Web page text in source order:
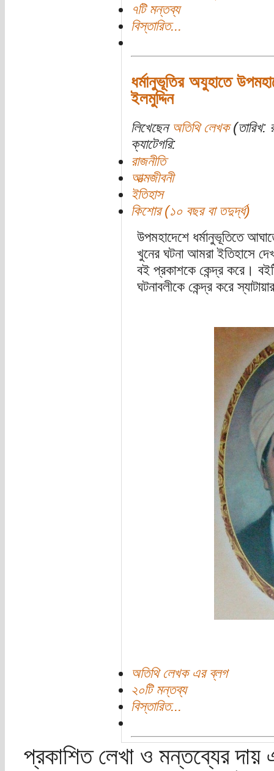
৭টি মন্তব্য
বিস্তারিত...
ধর্মানুভূতির অযুহাতে
ইলমুদ্দিন
লিখেছেন অতিথি লেখক(তারিখ:
ক্যাটেগরি:
রাজনীতি
আত্মজীবনী
ইতিহাস
কিশোর (১০ বছর বা তদুর্দ্ধ)
উপমহাদেশে ধর্মানুভূতিতে
খুনের ঘটনা আমরা ইতিহাসে
বই প্রকাশকে কেন্দ্র করে।
ঘটনাবলীকে কেন্দ্র করে
অতিথি লেখক এর ব্লগ
২০টি মন্তব্য
বিস্তারিত...
প্রকাশিত লেখা ও মন্তব্যের দায়